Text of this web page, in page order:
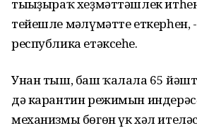
тығыҙыраҡ хеҙмәттәшлек
тейешле мәғлүмәтте еткерһен,
республика етәксеһе.
Унан тыш, баш ҡалала 65
дә карантин режимын
механизмы бөгөн үк хәл